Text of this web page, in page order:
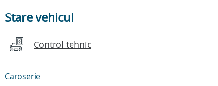
Stare vehicul
Control tehnic
Caroserie